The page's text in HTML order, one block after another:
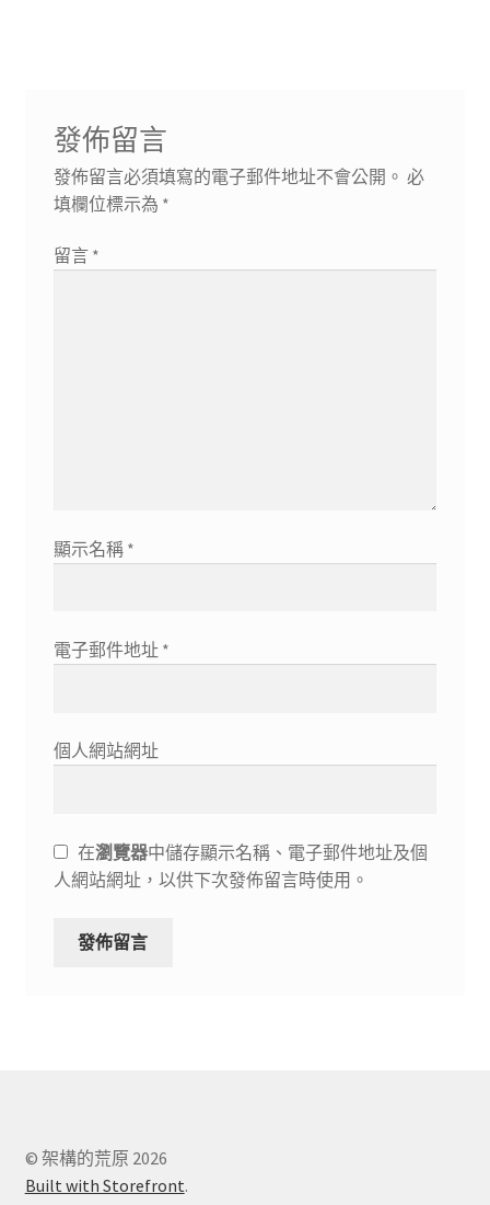
發佈留言
發佈留言必須填寫的電子郵件地址不會公開。 必
填欄位標示為 *
留言 *
顯示名稱 *
電子郵件地址 *
個人網站網址
在瀏覽器中儲存顯示名稱、電子郵件地址及個
人網站網址，以供下次發佈留言時使用。
© 架構的荒原 2026
Built with Storefront.